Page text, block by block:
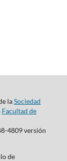
laSociedad
Facultad de
4809 versión
de